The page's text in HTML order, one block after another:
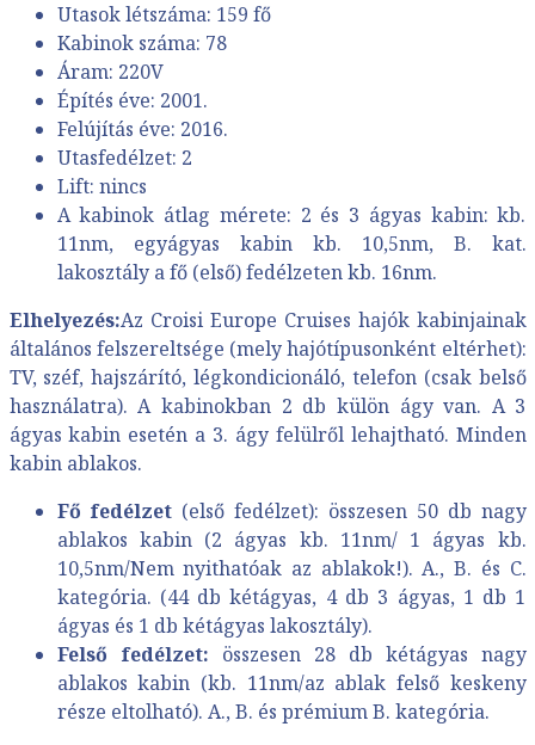
Utasok létszáma: 159 fő
Kabinok száma: 78
Áram: 220V
Építés éve: 2001.
Felújítás éve: 2016.
Utasfedélzet: 2
Lift: nincs
A kabinok átlag mérete: 2 és 3 ágyas kabin: kb.
11nm, egyágyas kabin kb. 10,5nm, B. kat.
lakosztály a fő (első) fedélzeten kb. 16nm.
Elhelyezés:Az Croisi Europe Cruises hajók kabinjainak
általános felszereltsége (mely hajótípusonként eltérhet):
TV, széf, hajszárító, légkondicionáló, telefon (csak belső
használatra). A kabinokban 2 db külön ágy van. A 3
ágyas kabin esetén a 3. ágy felülről lehajtható. Minden
kabin ablakos.
Fő fedélzet (első fedélzet): összesen 50 db nagy
ablakos kabin (2 ágyas kb. 11nm/ 1 ágyas kb.
10,5nm/Nem nyithatóak az ablakok!). A., B. és C.
kategória. (44 db kétágyas, 4 db 3 ágyas, 1 db 1
ágyas és 1 db kétágyas lakosztály).
Felső fedélzet: összesen 28 db kétágyas nagy
ablakos kabin (kb. 11nm/az ablak felső keskeny
része eltolható). A., B. és prémium B. kategória.